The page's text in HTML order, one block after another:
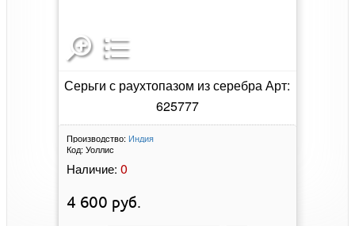
Серьги с раухтопазом из серебра Арт:
625777
Производство: Индия
Код: Уоллис
Наличие: 0
4 600 руб.